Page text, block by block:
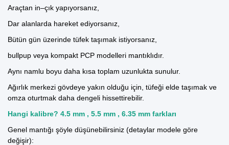
Araçtan in–çık yapıyorsanız,
Dar alanlarda hareket ediyorsanız,
Bütün gün üzerinde tüfek taşımak istiyorsanız,
bullpup veya kompakt PCP modelleri mantıklıdır.
Aynı namlu boyu daha kısa toplam uzunlukta sunulur.
Ağırlık merkezi gövdeye yakın olduğu için, tüfeği elde taşımak ve
omza oturtmak daha dengeli hissettirebilir.
Hangi kalibre? 4.5 mm , 5.5 mm , 6.35 mm farkları
Genel mantığı şöyle düşünebilirsiniz (detaylar modele göre
değişir):